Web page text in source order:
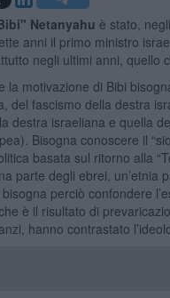
Netanyahu è stato,
anni il primo ministro
negli ultimi anni, quello
la motivazione di Bibi
del fascismo della destra
destra israeliana e quella
Bisogna conoscere il
basata sul ritorno alla
parte degli ebrei, un’etnia
perciò confondere
è il risultato di
hanno contrastato